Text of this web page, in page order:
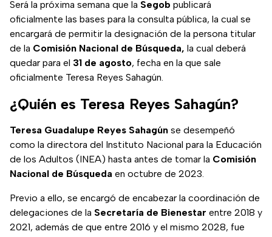
Será la próxima semana que la Segob publicará
oficialmente las bases para la consulta pública, la cual se
encargará de permitir la designación de la persona titular
de la Comisión Nacional de Búsqueda, la cual deberá
quedar para el 31 de agosto, fecha en la que sale
oficialmente Teresa Reyes Sahagún.
¿Quién es Teresa Reyes Sahagún?
Teresa Guadalupe Reyes Sahagún se desempeñó
como la directora del Instituto Nacional para la Educación
de los Adultos (INEA) hasta antes de tomar la Comisión
Nacional de Búsqueda en octubre de 2023.
Previo a ello, se encargó de encabezar la coordinación de
delegaciones de la Secretaría de Bienestar entre 2018 y
2021, además de que entre 2016 y el mismo 2028, fue